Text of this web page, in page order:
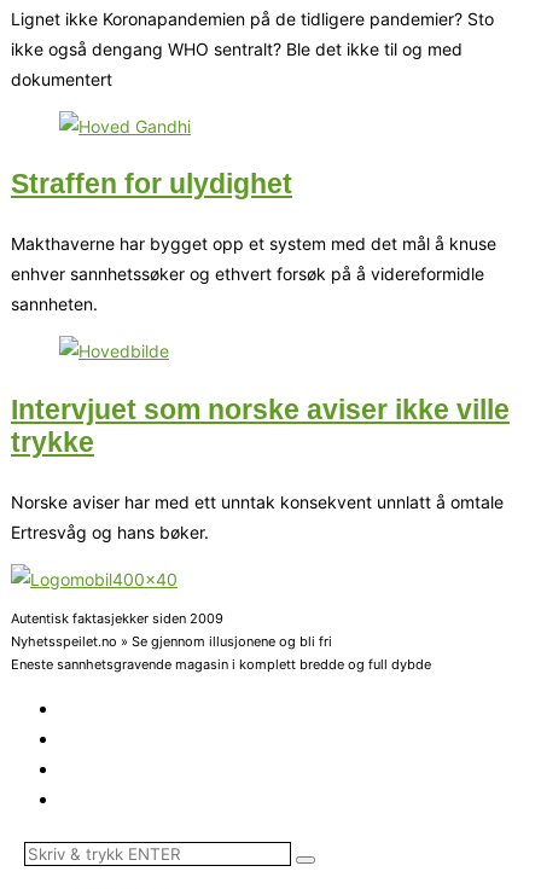
Lignet ikke Koronapandemien på de tidligere pandemier? Sto
ikke også dengang WHO sentralt? Ble det ikke til og med
dokumentert
Straffen for ulydighet
Makthaverne har bygget opp et system med det mål å knuse
enhver sannhetssøker og ethvert forsøk på å videreformidle
sannheten.
Intervjuet som norske aviser ikke ville
trykke
Norske aviser har med ett unntak konsekvent unnlatt å omtale
Ertresvåg og hans bøker.
Autentisk faktasjekker siden 2009
Nyhetsspeilet.no » Se gjennom illusjonene og bli fri
Eneste sannhetsgravende magasin i komplett bredde og full dybde